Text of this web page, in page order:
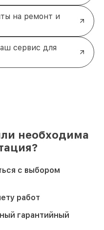
на ремонт и
сервис для
необходима
с выбором
работ
гарантийный